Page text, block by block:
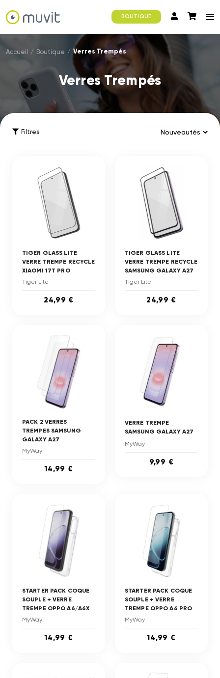
BOUTIQUE
Accueil / Boutique / Verres Trempés
Verres Trempés
Filtres
TIGER GLASS LITE
VERRE TREMPE RECYCLE
XIAOMI 17T PRO
Tiger Lite
24,99 €
TIGER GLASS LITE
VERRE TREMPE RECYCLE
SAMSUNG GALAXY A27
Tiger Lite
24,99 €
PACK 2 VERRES
TREMPES SAMSUNG
GALAXY A27
MyWay
14,99 €
VERRE TREMPE
SAMSUNG GALAXY A27
MyWay
9,99 €
STARTER PACK COQUE
SOUPLE + VERRE
TREMPE OPPO A6/A6X
MyWay
14,99 €
STARTER PACK COQUE
SOUPLE + VERRE
TREMPE OPPO A6 PRO
MyWay
14,99 €